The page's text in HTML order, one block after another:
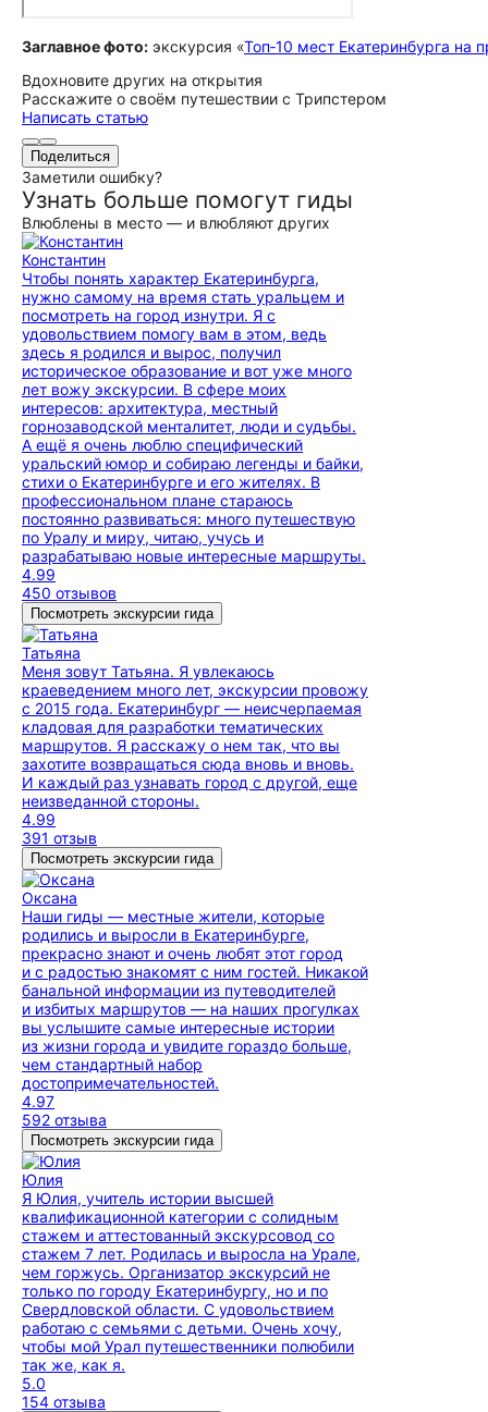
Заглавное фото: экскурсия «Топ‑10 мест Екатеринбурга на
Вдохновите других на открытия
Расскажите о своём путешествии с Трипстером
Написать статью
Поделиться
Заметили ошибку?
Узнать больше помогут гиды
Влюблены в место — и влюбляют других
Константин
Чтобы понять характер Екатеринбурга,
нужно самому на время стать уральцем и
посмотреть на город изнутри. Я с
удовольствием помогу вам в этом, ведь
здесь я родился и вырос, получил
историческое образование и вот уже много
лет вожу экскурсии. В сфере моих
интересов: архитектура, местный
горнозаводской менталитет, люди и судьбы.
А ещё я очень люблю специфический
уральский юмор и собираю легенды и байки,
стихи о Екатеринбурге и его жителях. В
профессиональном плане стараюсь
постоянно развиваться: много путешествую
по Уралу и миру, читаю, учусь и
разрабатываю новые интересные маршруты.
4.99
450 отзывов
Посмотреть экскурсии гида
Татьяна
Меня зовут Татьяна. Я увлекаюсь
краеведением много лет, экскурсии провожу
с 2015 года. Екатеринбург — неисчерпаемая
кладовая для разработки тематических
маршрутов. Я расскажу о нем так, что вы
захотите возвращаться сюда вновь и вновь.
И каждый раз узнавать город с другой, еще
неизведанной стороны.
4.99
391 отзыв
Посмотреть экскурсии гида
Оксана
Наши гиды — местные жители, которые
родились и выросли в Екатеринбурге,
прекрасно знают и очень любят этот город
и с радостью знакомят с ним гостей. Никакой
банальной информации из путеводителей
и избитых маршрутов — на наших прогулках
вы услышите самые интересные истории
из жизни города и увидите гораздо больше,
чем стандартный набор
достопримечательностей.
4.97
592 отзыва
Посмотреть экскурсии гида
Юлия
Я Юлия, учитель истории высшей
квалификационной категории с солидным
стажем и аттестованный экскурсовод со
стажем 7 лет. Родилась и выросла на Урале,
чем горжусь. Организатор экскурсий не
только по городу Екатеринбургу, но и по
Свердловской области. С удовольствием
работаю с семьями с детьми. Очень хочу,
чтобы мой Урал путешественники полюбили
так же, как я.
5.0
154 отзыва